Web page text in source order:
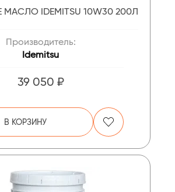
IDEMITSU 10W30 200Л
Производитель:
Idemitsu
39 050 ₽
В КОРЗИНУ